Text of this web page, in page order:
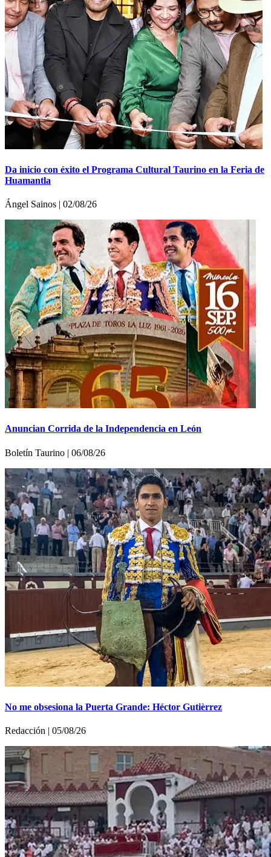
Da inicio con éxito el Programa Cultural Taurino en la Feria de
Huamantla
Ángel Sainos | 02/08/26
Anuncian Corrida de la Independencia en León
Boletí­n Taurino | 06/08/26
No me obsesiona la Puerta Grande: Héctor Gutièrrez
Redacción | 05/08/26